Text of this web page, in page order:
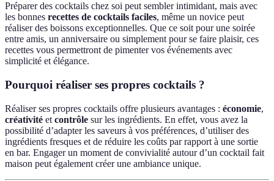
Préparer des cocktails chez soi peut sembler intimidant, mais avec
les bonnes recettes de cocktails faciles, même un novice peut
réaliser des boissons exceptionnelles. Que ce soit pour une soirée
entre amis, un anniversaire ou simplement pour se faire plaisir, ces
recettes vous permettront de pimenter vos événements avec
simplicité et élégance.
Pourquoi réaliser ses propres cocktails ?
Réaliser ses propres cocktails offre plusieurs avantages : économie,
créativité et contrôle sur les ingrédients. En effet, vous avez la
possibilité d’adapter les saveurs à vos préférences, d’utiliser des
ingrédients fresques et de réduire les coûts par rapport à une sortie
en bar. Engager un moment de convivialité autour d’un cocktail fait
maison peut également créer une ambiance unique.